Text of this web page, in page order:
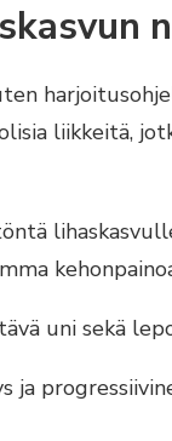
liikkeitä,
uni sekä
ja